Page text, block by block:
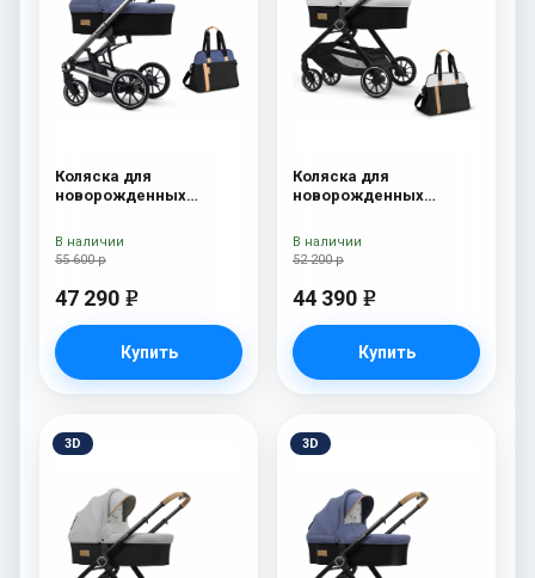
Коляска для
новорожденных
Denim
55 600 р
47 290 e
Купить
В наличии
Коляска для
новорожденных
сумка Sahara
52 200 р
44 390 e
Купить
В наличии
3D 3D